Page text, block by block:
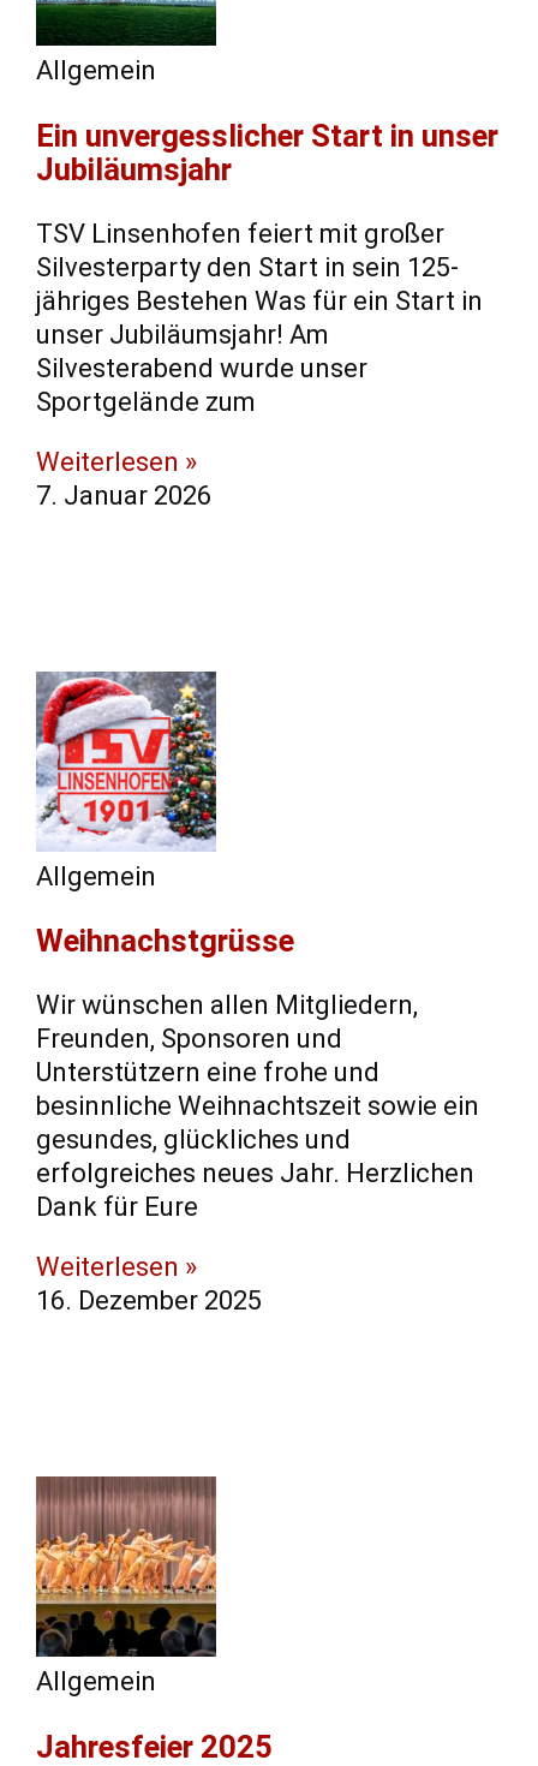
Allgemein
Ein unvergesslicher Start in unser
Jubiläumsjahr
TSV Linsenhofen feiert mit großer
Silvesterparty den Start in sein 125-
jähriges Bestehen Was für ein Start in
unser Jubiläumsjahr! Am
Silvesterabend wurde unser
Sportgelände zum
Weiterlesen »
7. Januar 2026
Allgemein
Weihnachstgrüsse
Wir wünschen allen Mitgliedern,
Freunden, Sponsoren und
Unterstützern eine frohe und
besinnliche Weihnachtszeit sowie ein
gesundes, glückliches und
erfolgreiches neues Jahr. Herzlichen
Dank für Eure
Weiterlesen »
16. Dezember 2025
Allgemein
Jahresfeier 2025